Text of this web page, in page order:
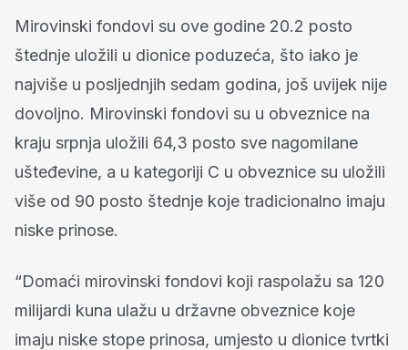
Mirovinski fondovi su ove godine 20.2 posto
štednje uložili u dionice poduzeća, što iako je
najviše u posljednjih sedam godina, još uvijek nije
dovoljno. Mirovinski fondovi su u obveznice na
kraju srpnja uložili 64,3 posto sve nagomilane
ušteđevine, a u kategoriji C u obveznice su uložili
više od 90 posto štednje koje tradicionalno imaju
niske prinose.
“Domaći mirovinski fondovi koji raspolažu sa 120
milijardi kuna ulažu u državne obveznice koje
imaju niske stope prinosa, umjesto u dionice tvrtki